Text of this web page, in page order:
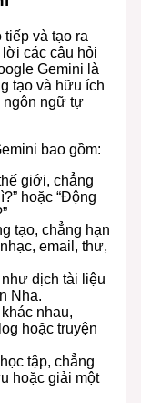
và tạo ra
các câu hỏi
Gemini là
tạo và hữu ích
ngôn ngữ tự
bao gồm:
giới, chẳng
hoặc “Động
tạo, chẳng hạn
email, thư,
dịch tài liệu
Nha.
nhau,
hoặc truyện
tập, chẳng
hoặc giải một